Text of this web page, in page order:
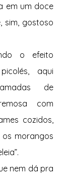
em um doce
sim, gostoso
o efeito
aqui
de
com
cozidos,
morangos
nem dá pra